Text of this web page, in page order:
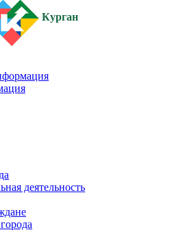
Курган
деятельность